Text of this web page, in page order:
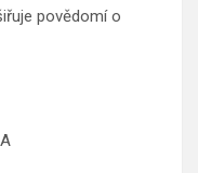
povědomí o